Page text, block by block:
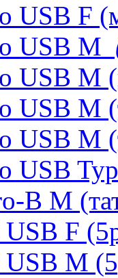
USB F
USB M
USB M
USB M
USB M
USB
B M
F
M